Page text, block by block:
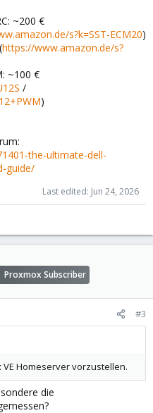
~200 €
s?k=SST-ECM20)
https://www.amazon.de/s?
~100 €
/
)
the-ultimate-dell-
guide/
Last edited: Jun 24, 2026
Proxmox Subscriber
#3
Homeserver vorzustellen.
die